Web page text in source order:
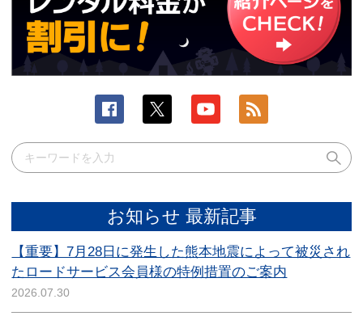
お知らせ 最新記事
【重要】7月28日に発生した熊本地震によって被災され
たロードサービス会員様の特例措置のご案内
2026.07.30